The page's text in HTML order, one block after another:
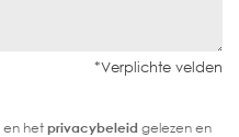
en hetprivacybeleid gelezen en